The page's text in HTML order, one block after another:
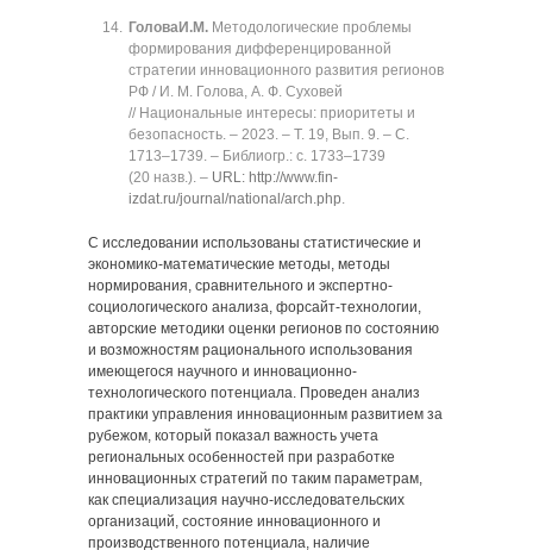
ГоловаИ.М. Методологические проблемы
формирования дифференцированной
стратегии инновационного развития регионов
РФ / И. М. Голова, А. Ф. Суховей
// Национальные интересы: приоритеты и
безопасность. ‒ 2023. ‒ Т. 19, Вып. 9. ‒ C.
1713‒1739. ‒ Библиогр.: с. 1733‒1739
(20 назв.). ‒ URL: http://www.fin-
izdat.ru/journal/national/arch.php.
С исследовании использованы статистические и
экономико-математические методы, методы
нормирования, сравнительного и экспертно-
социологического анализа, форсайт-технологии,
авторские методики оценки регионов по состоянию
и возможностям рационального использования
имеющегося научного и инновационно-
технологического потенциала. Проведен анализ
практики управления инновационным развитием за
рубежом, который показал важность учета
региональных особенностей при разработке
инновационных стратегий по таким параметрам,
как специализация научно-исследовательских
организаций, состояние инновационного и
производственного потенциала, наличие